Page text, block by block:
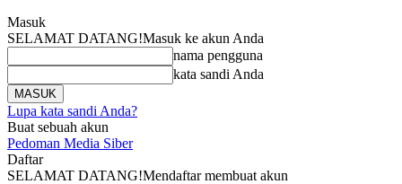
Masuk
SELAMAT DATANG!Masuk ke akun Anda
nama pengguna
kata sandi Anda
Lupa kata sandi Anda?
Buat sebuah akun
Pedoman Media Siber
Daftar
SELAMAT DATANG!Mendaftar membuat akun